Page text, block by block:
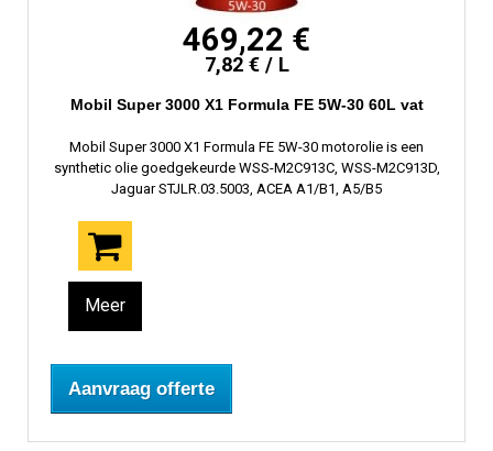
469,22 €
7,82 € / L
Mobil Super 3000 X1 Formula FE 5W-30 60L vat
Mobil Super 3000 X1 Formula FE 5W-30 motorolie is een
synthetic olie goedgekeurde WSS-M2C913C, WSS-M2C913D,
Jaguar STJLR.03.5003, ACEA A1/B1, A5/B5
Meer
Aanvraag offerte